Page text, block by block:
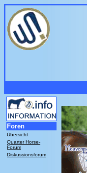
Foren
Übersicht
Quarter Horse-
Forum
Diskussionsforum